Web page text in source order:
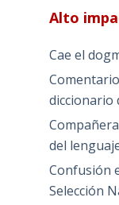
Alto
Cae el
diccionario
del
Confusión
Selección